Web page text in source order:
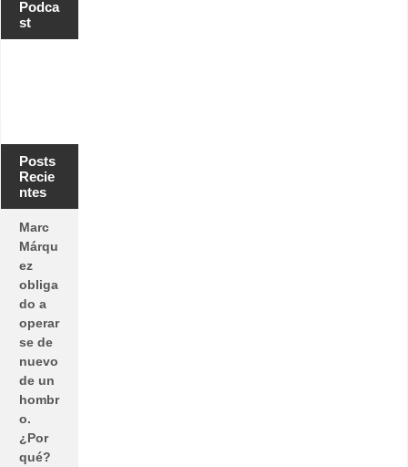
Podca
st
Posts
Recie
ntes
Marc
Márqu
ez
obliga
do a
operar
se de
nuevo
de un
hombr
o.
¿Por
qué?